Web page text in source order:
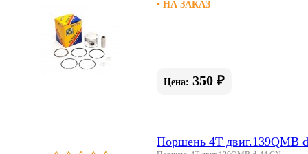
• НА ЗАКАЗ
Цена: 350 ₽
Поршень 4T двиг.139QMB